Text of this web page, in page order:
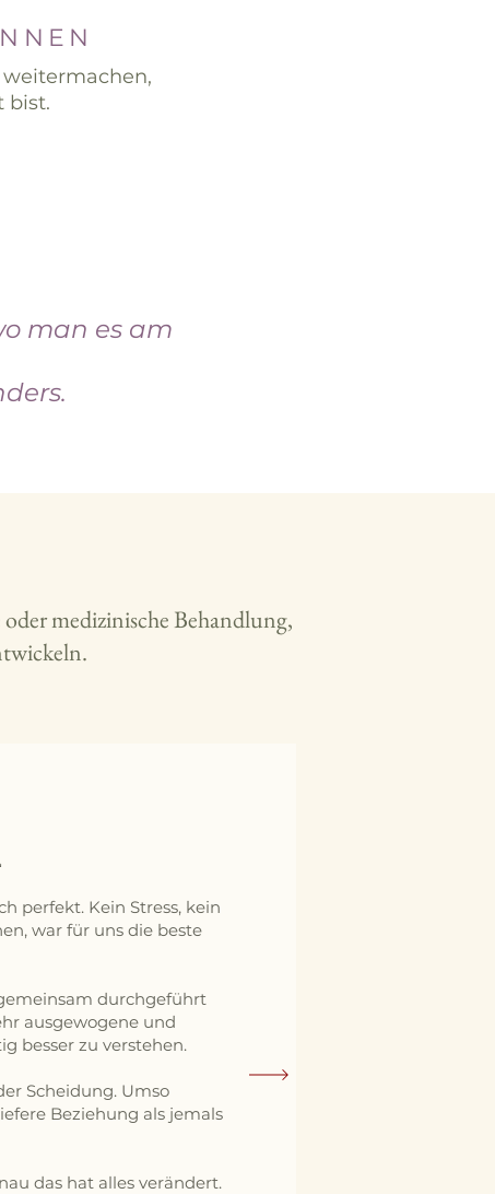
bist.
man es am
medizinische Behandlung,
perfekt. Kein Stress, kein
war für uns die beste
durchgeführt
ausgewogene und
besser zu verstehen.
Scheidung. Umso
Beziehung als jemals
das hat alles verändert.